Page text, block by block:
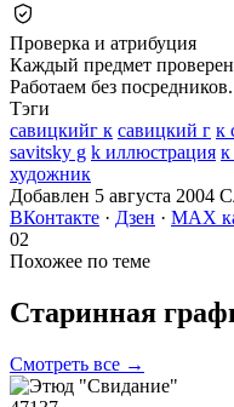
Проверка и атрибуция
Каждый предмет
Работаем без посредников.
Тэги
савицкийг к савицкий г к
savitsky g k иллюстрация к
художник
Добавлен 5 августа 2004
ВКонтакте · Дзен · MAX
02
Похожее по теме
Старинная
Смотреть все →